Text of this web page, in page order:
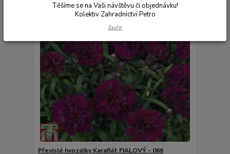
Převislé hvozdíky Karafiát FIALOVÝ - 066
Těšíme se na Vaši návštěvu či objednávku!
Kolektiv Zahradnictví Petro
Zavřít